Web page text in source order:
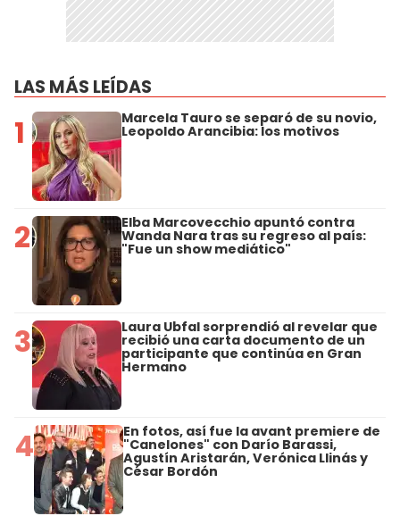
LAS MÁS LEÍDAS
1 Marcela Tauro se separó de su novio,
Leopoldo Arancibia: los motivos
2 Elba Marcovecchio apuntó contra
Wanda Nara tras su regreso al país:
"Fue un show mediático"
3 Laura Ubfal sorprendió al revelar que
recibió una carta documento de un
participante que continúa en Gran
Hermano
4 En fotos, así fue la avant premiere de
"Canelones" con Darío Barassi,
Agustín Aristarán, Verónica Llinás y
César Bordón